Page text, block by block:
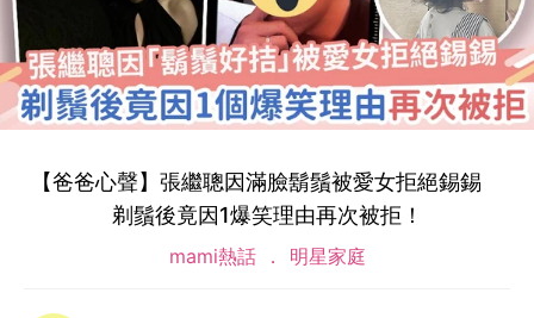
【爸爸心聲】張繼聰因滿臉鬍鬚被愛女拒絕錫錫
剃鬚後竟因1爆笑理由再次被拒！
mami熱話 明星家庭